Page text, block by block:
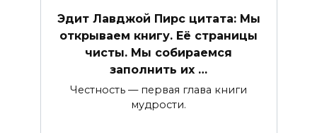
Эдит Лавджой Пирс цитата: Мы
открываем книгу. Её страницы
чисты. Мы собираемся
заполнить их …
Честность — первая глава книги
мудрости.